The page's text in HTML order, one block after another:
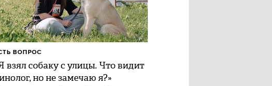
взял собаку с улицы. Что видит
но не замечаю я?»
ВОПРОС